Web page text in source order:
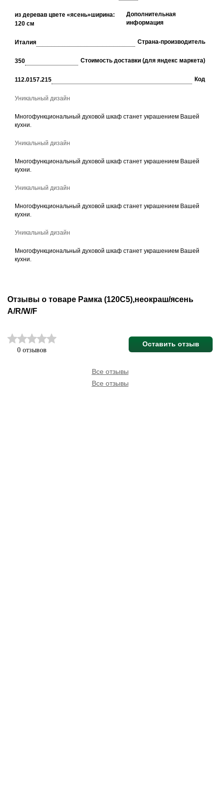
из деревав цвете «ясень»ширина:
120 см
Дополнительная
информация
Италия Страна-производитель
350 Стоимость доставки (для яндекс маркета)
112.0157.215 Код
Уникальный дизайн
Многофункциональный духовой шкаф станет украшением Вашей
кухни.
Уникальный дизайн
Многофункциональный духовой шкаф станет украшением Вашей
кухни.
Уникальный дизайн
Многофункциональный духовой шкаф станет украшением Вашей
кухни.
Уникальный дизайн
Многофункциональный духовой шкаф станет украшением Вашей
кухни.
Отзывы о товаре Рамка (120С5),неокраш/ясень
A/R/W/F
0 отзывов
Оставить отзыв
Все отзывы
Все отзывы